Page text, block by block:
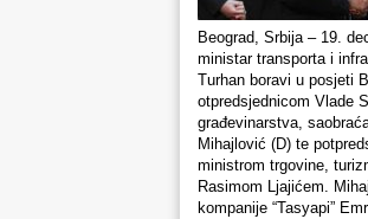
Beograd, Srbija – 19.
ministar transporta i
Turhan boravi u posjeti
otpredsjednicom Vlade
građevinarstva,
Mihajlović (D) te
ministrom trgovine,
Rasimom Ljajićem.
kompanije “Tasyapi”